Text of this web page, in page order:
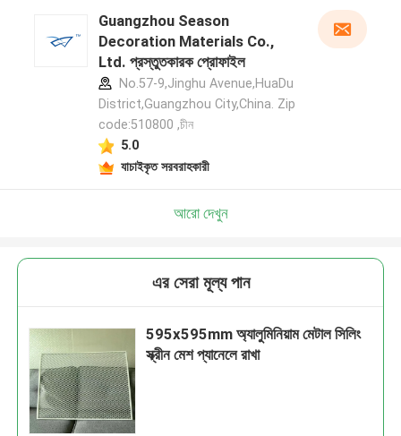
Guangzhou Season
Decoration Materials Co.,
Ltd. প্রস্তুতকারক প্রোফাইল
No.57-9,Jinghu Avenue,HuaDu
District,Guangzhou City,China. Zip
code:510800 ,চীন
5.0
যাচাইকৃত সরবরাহকারী
আরো দেখুন
এর সেরা মূল্য পান
595x595mm অ্যালুমিনিয়াম মেটাল সিলিং
স্ক্রীন মেশ প্যানেলে রাখা